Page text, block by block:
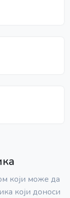
који може да
који доноси